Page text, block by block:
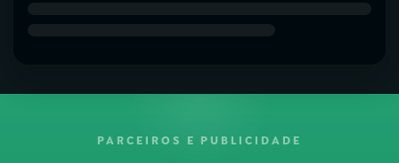
PARCEIROS E PUBLICIDADE